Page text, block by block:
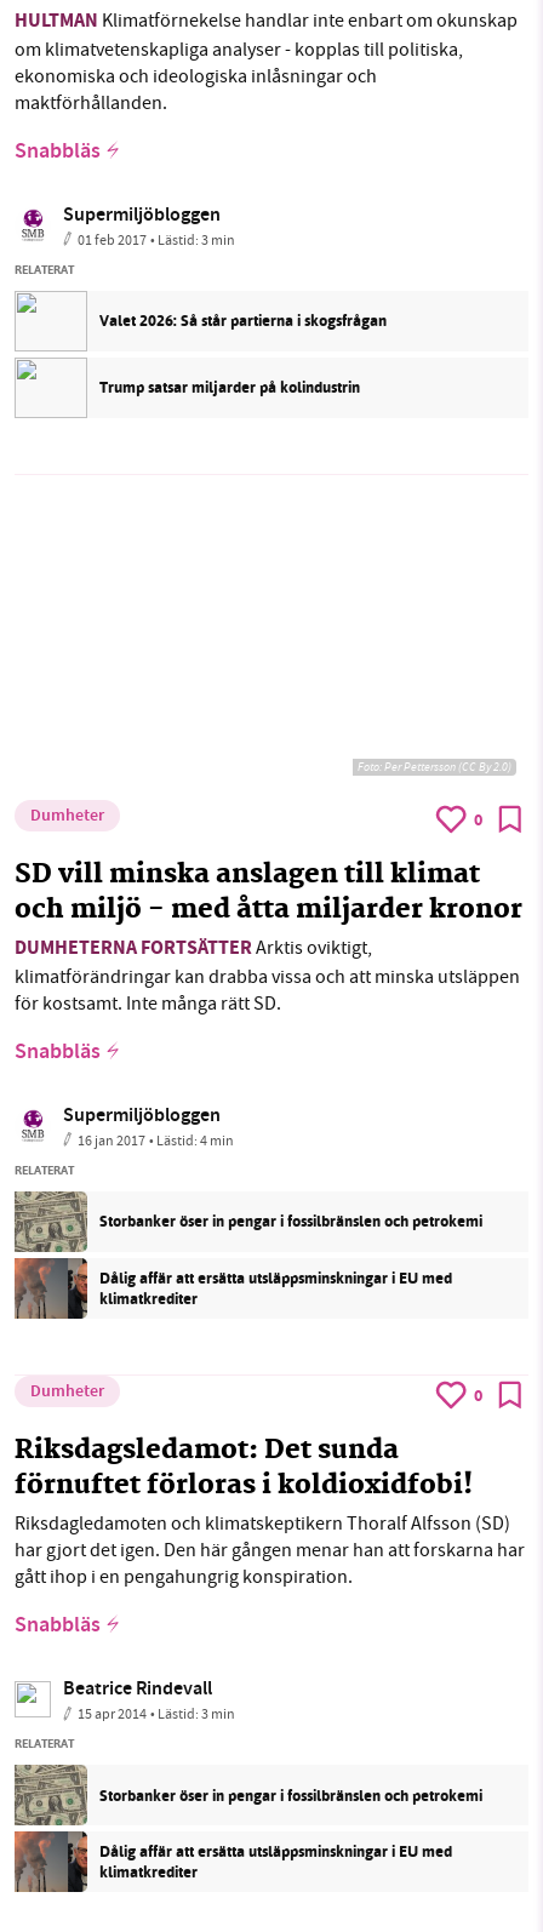
HULTMAN Klimatförnekelse handlar inte enbart om okunskap
om klimatvetenskapliga analyser - kopplas till politiska,
ekonomiska och ideologiska inlåsningar och
maktförhållanden.
Snabbläs
Supermiljöbloggen
01 feb 2017• Lästid:3 min
RELATERAT
Valet 2026: Så står partierna i skogsfrågan
Trump satsar miljarder på kolindustrin
Foto:Per Pettersson (CC By 2.0)
Dumheter 0
SD vill minska anslagen till klimat
och miljö - med åtta miljarder kronor
DUMHETERNA FORTSÄTTERArktis oviktigt,
klimatförändringar kan drabba vissa och att minska utsläppen
för kostsamt. Inte många rätt SD.
Snabbläs
Supermiljöbloggen
16 jan 2017• Lästid:4 min
RELATERAT
Storbanker öser in pengar i fossilbränslen och petrokemi
Dålig affär att ersätta utsläppsminskningar i EU med
klimatkrediter
Dumheter 0
Riksdagsledamot: Det sunda
förnuftet förloras i koldioxidfobi!
Riksdagledamoten och klimatskeptikern Thoralf Alfsson (SD)
har gjort det igen. Den här gången menar han att forskarna har
gått ihop i en pengahungrig konspiration.
Snabbläs
Beatrice Rindevall
15 apr 2014• Lästid:3 min
RELATERAT
Storbanker öser in pengar i fossilbränslen och petrokemi
Dålig affär att ersätta utsläppsminskningar i EU med
klimatkrediter